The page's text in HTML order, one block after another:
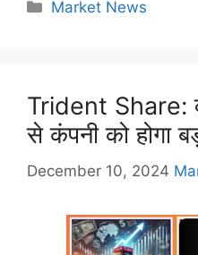
Categories
Market News
Trident Share:
से कंपनी को होगा
December 10, 2024